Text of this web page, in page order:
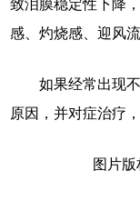
致泪膜稳定性下降
感、灼烧感、迎风流
如果经常出现不
原因，并对症治疗
图片